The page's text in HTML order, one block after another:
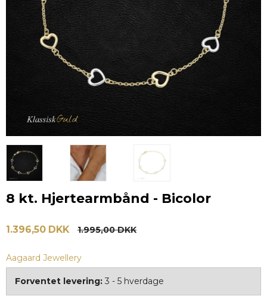
8 kt. Hjertearmbånd - Bicolor
1.396,50 DKK 1.995,00 DKK
Aagaard Jewellery
Forventet levering: 3 - 5 hverdage